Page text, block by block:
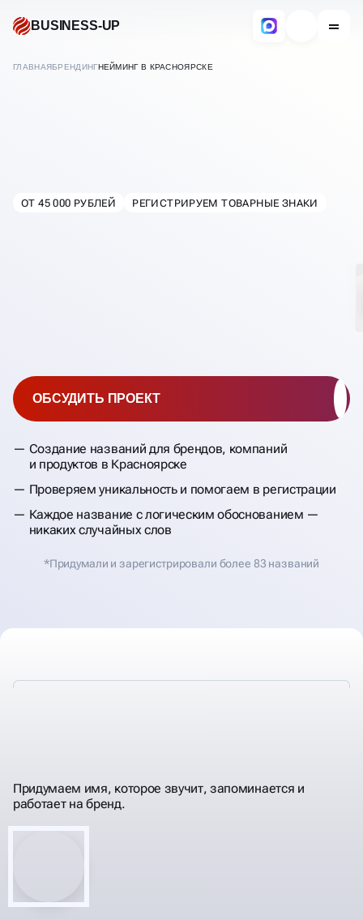
BUSINESS-UP
ГЛАВНАЯБРЕНДИНГНЕЙМИНГ В КРАСНОЯРСКЕ
И НАЗВАНИЙ БРЕНДАМ
ОТ 45 000 РУБЛЕЙ РЕГИСТРИРУЕМ ТОВАРНЫЕ ЗНАКИ
Создание названий для брендов, компаний
и продуктов в Красноярске
Проверяем уникальность и помогаем в регистрации
Каждое название с логическим обоснованием —
никаких случайных слов
ОБСУДИТЬ ПРОЕКТ
*Придумали и зарегистрировали более 83 названий
ЗАПОМИНАЮЩИМИСЯ
Придумаем имя, которое звучит, запоминается и
работает на бренд.